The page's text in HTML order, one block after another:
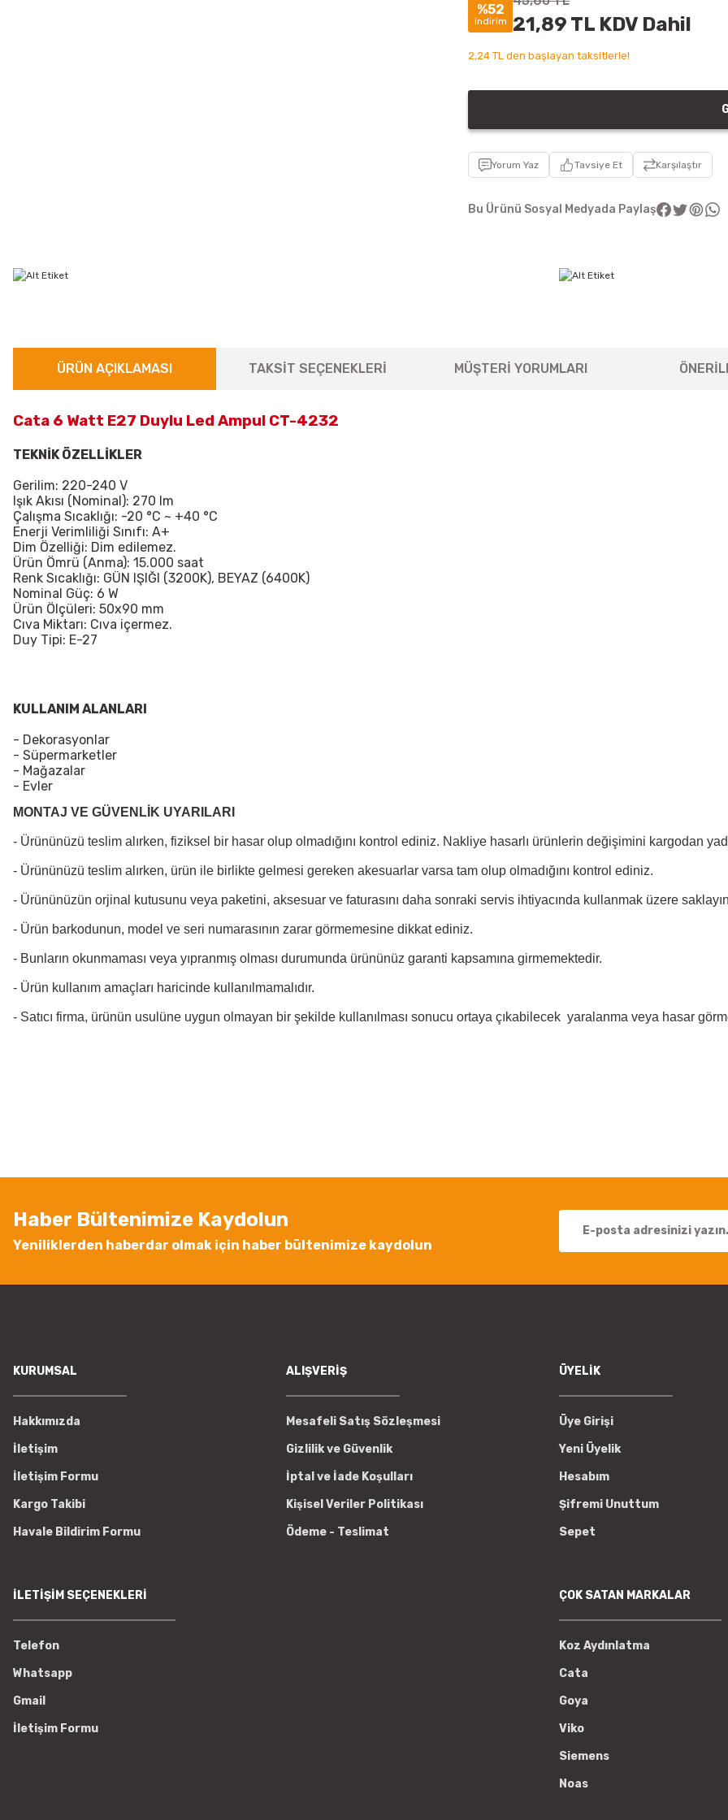
%52
indirim 21,89 TL KDV Dahil
2,24 TL den başlayan taksitlerle!
Yorum Yaz Tavsiye Et Karşılaştır
Bu Ürünü Sosyal Medyada Paylaş
ÜRÜN AÇIKLAMASI TAKSİT SEÇENEKLERİ MÜŞTERİ YORUMLARI
Cata 6 Watt E27 Duylu Led Ampul CT-4232
TEKNİK ÖZELLİKLER
Gerilim: 220-240 V
Işık Akısı (Nominal): 270 lm
Çalışma Sıcaklığı: -20 °C ~ +40 °C
Enerji Verimliliği Sınıfı: A+
Dim Özelliği: Dim edilemez.
Ürün Ömrü (Anma): 15.000 saat
Renk Sıcaklığı: GÜN IŞIĞI (3200K), BEYAZ (6400K)
Nominal Güç: 6 W
Ürün Ölçüleri: 50x90 mm
Cıva Miktarı: Cıva içermez.
Duy Tipi: E-27
KULLANIM ALANLARI
- Dekorasyonlar
- Süpermarketler
- Mağazalar
- Evler
MONTAJ VE GÜVENLİK UYARILARI
- Ürününüzü teslim alırken, fiziksel bir hasar olup olmadığını kontrol ediniz. Nakliye hasarlı ürünlerin değişimini kargodan
- Ürününüzü teslim alırken, ürün ile birlikte gelmesi gereken akesuarlar varsa tam olup olmadığını kontrol ediniz.
- Ürününüzün orjinal kutusunu veya paketini, aksesuar ve faturasını daha sonraki servis ihtiyacında kullanmak üzere
- Ürün barkodunun, model ve seri numarasının zarar görmemesine dikkat ediniz.
- Bunların okunmaması veya yıpranmış olması durumunda ürününüz garanti kapsamına girmemektedir.
- Ürün kullanım amaçları haricinde kullanılmamalıdır.
- Satıcı firma, ürünün usulüne uygun olmayan bir şekilde kullanılması sonucu ortaya çıkabilecek yaralanma veya hasar
Ürün bilgilerinde hatalar bulunuyor.
Bu ürüne benzer farklı alternatifler olmalı.
Haber Bültenimize Kaydolun
Yeniliklerden haberdar olmak için haber bültenimize kaydolun
KURUMSAL
Hakkımızda
İletişim
İletişim Formu
Kargo Takibi
Havale Bildirim Formu
ALIŞVERİŞ
Mesafeli Satış Sözleşmesi
Gizlilik ve Güvenlik
İptal ve İade Koşulları
Kişisel Veriler Politikası
Ödeme - Teslimat
ÜYELİK
Üye Girişi
Yeni Üyelik
Hesabım
Şifremi Unuttum
Sepet
İLETİŞİM SEÇENEKLERİ
Telefon
Whatsapp
Gmail
İletişim Formu
ÇOK SATAN MARKALAR
Koz Aydınlatma
Cata
Goya
Viko
Siemens
Noas